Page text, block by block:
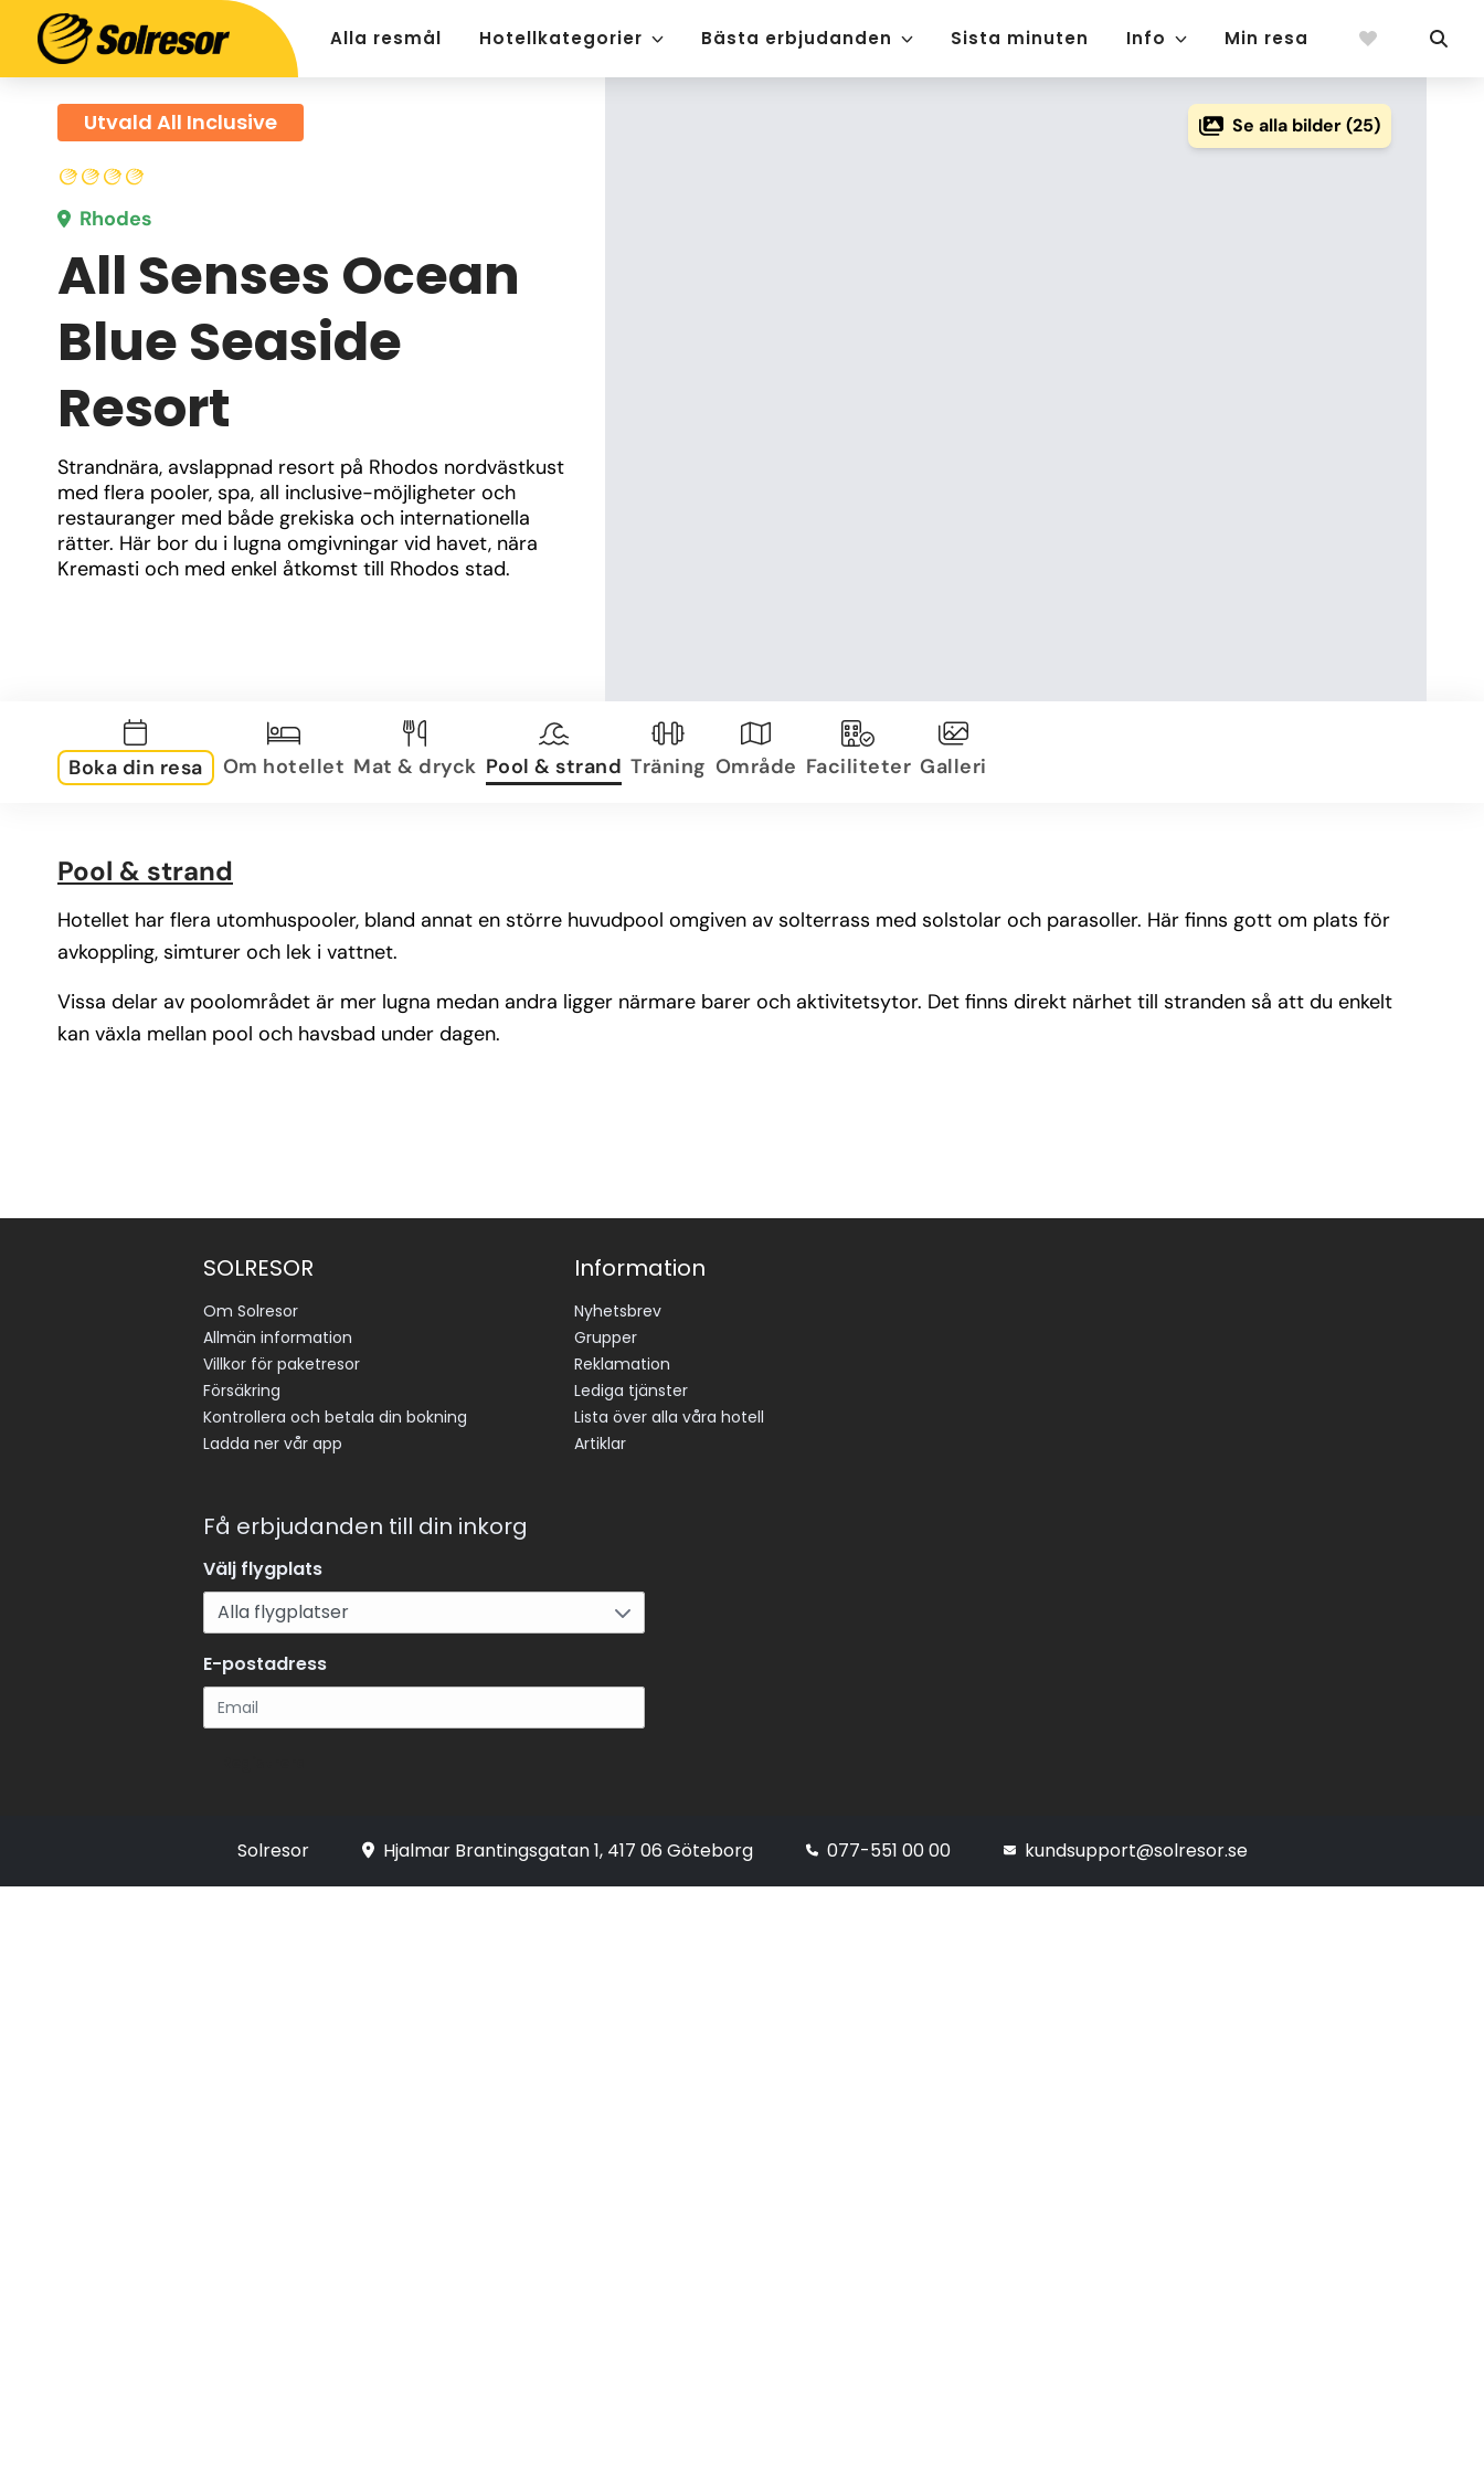
Alla resmål Hotellkategorier Bästa erbjudanden Sista minuten Info Min resa
Utvald All Inclusive
Rhodes
All Senses Ocean
Blue Seaside
Resort
Strandnära, avslappnad resort på Rhodos nordvästkust
med flera pooler, spa, all inclusive-möjligheter och
restauranger med både grekiska och internationella
rätter. Här bor du i lugna omgivningar vid havet, nära
Kremasti och med enkel åtkomst till Rhodos stad.
Se alla bilder (25)
Boka din resa Om hotellet Mat & dryck Pool & strand Träning Område Faciliteter Galleri
Pool & strand
Hotellet har flera utomhuspooler, bland annat en större huvudpool omgiven av solterrass med solstolar och parasoller. Här finns gott om plats för
avkoppling, simturer och lek i vattnet.
Vissa delar av poolområdet är mer lugna medan andra ligger närmare barer och aktivitetsytor. Det finns direkt närhet till stranden så att du enkelt
kan växla mellan pool och havsbad under dagen.
SOLRESOR
Om Solresor
Allmän information
Villkor för paketresor
Försäkring
Kontrollera och betala din bokning
Ladda ner vår app
Information
Nyhetsbrev
Grupper
Reklamation
Lediga tjänster
Lista över alla våra hotell
Artiklar
Få erbjudanden till din inkorg
Välj flygplats
E-postadress
Solresor Hjalmar Brantingsgatan 1, 417 06 Göteborg 077-551 00 00 kundsupport@solresor.se